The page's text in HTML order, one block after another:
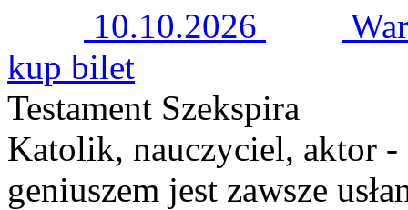
10.10.2026
kup bilet
Testament Szekspira
Katolik, nauczyciel, aktor
geniuszem jest zawsze